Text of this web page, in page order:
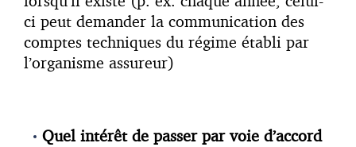
ci peut demander la communication des
comptes techniques du régime établi par
l’organisme assureur)
Quel intérêt de passer par voie d’accord